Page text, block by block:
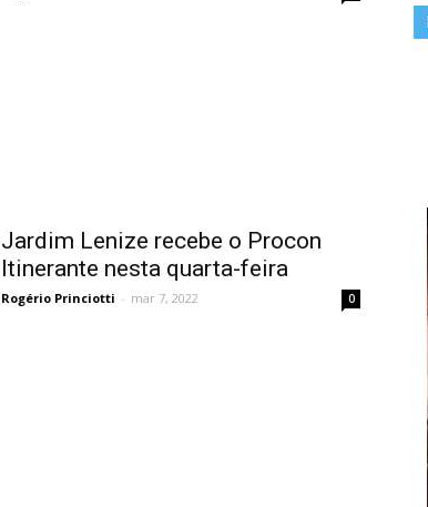
Jardim Lenize recebe o Procon
Itinerante nesta quarta-feira
Rogério Princiotti - mar 7, 2022 0